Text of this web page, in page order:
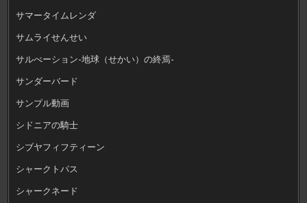
サマータイムレンダ
サムライせんせい
サルべーション-地球（せかい）の終焉-
サンダーバード
サンプル動画
シドニアの騎士
シブヤフィフティーン
シャークトパス
シャークネード